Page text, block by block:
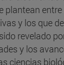
plantean
y los que
revelado
y los
ciencias